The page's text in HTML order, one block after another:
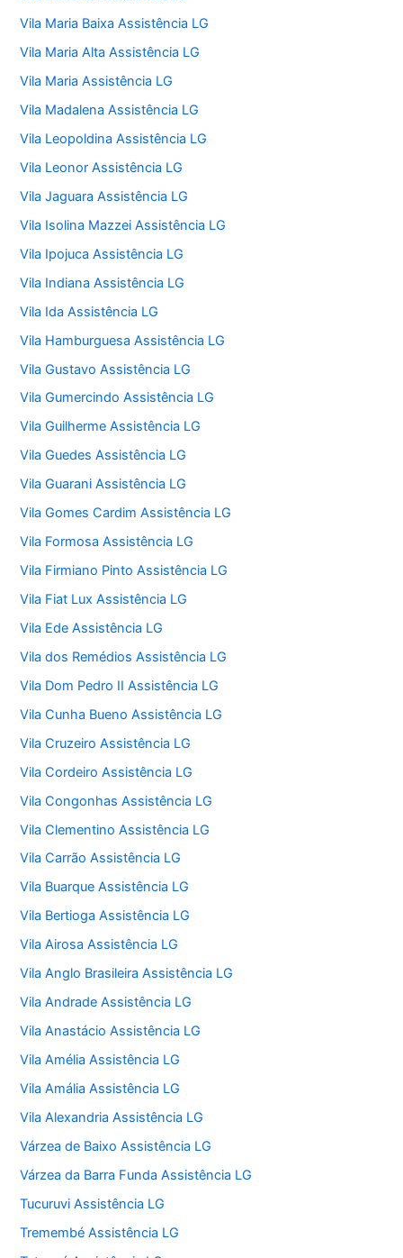
Vila Maria Baixa Assistência LG
Vila Maria Alta Assistência LG
Vila Maria Assistência LG
Vila Madalena Assistência LG
Vila Leopoldina Assistência LG
Vila Leonor Assistência LG
Vila Jaguara Assistência LG
Vila Isolina Mazzei Assistência LG
Vila Ipojuca Assistência LG
Vila Indiana Assistência LG
Vila Ida Assistência LG
Vila Hamburguesa Assistência LG
Vila Gustavo Assistência LG
Vila Gumercindo Assistência LG
Vila Guilherme Assistência LG
Vila Guedes Assistência LG
Vila Guarani Assistência LG
Vila Gomes Cardim Assistência LG
Vila Formosa Assistência LG
Vila Firmiano Pinto Assistência LG
Vila Fiat Lux Assistência LG
Vila Ede Assistência LG
Vila dos Remédios Assistência LG
Vila Dom Pedro II Assistência LG
Vila Cunha Bueno Assistência LG
Vila Cruzeiro Assistência LG
Vila Cordeiro Assistência LG
Vila Congonhas Assistência LG
Vila Clementino Assistência LG
Vila Carrão Assistência LG
Vila Buarque Assistência LG
Vila Bertioga Assistência LG
Vila Airosa Assistência LG
Vila Anglo Brasileira Assistência LG
Vila Andrade Assistência LG
Vila Anastácio Assistência LG
Vila Amélia Assistência LG
Vila Amália Assistência LG
Vila Alexandria Assistência LG
Várzea de Baixo Assistência LG
Várzea da Barra Funda Assistência LG
Tucuruvi Assistência LG
Tremembé Assistência LG